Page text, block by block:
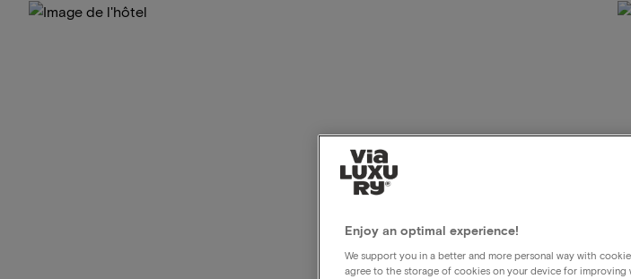
Enjoy an optimal experience!
We support you in a better and more personal way with
agree to the storage of cookies on your device for improving